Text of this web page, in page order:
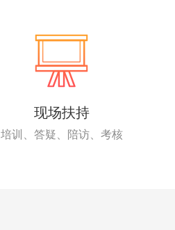
现场扶持
培训、答疑、陪访、考核